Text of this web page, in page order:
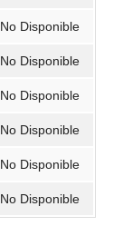
No Disponible
No Disponible
No Disponible
No Disponible
No Disponible
No Disponible